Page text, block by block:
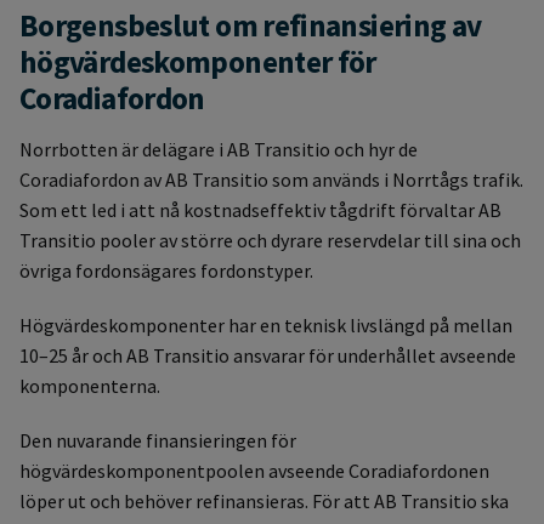
Borgensbeslut om refinansiering av
högvärdeskomponenter för
Coradiafordon
Norrbotten är delägare i AB Transitio och hyr de
Coradiafordon av AB Transitio som används i Norrtågs trafik.
Som ett led i att nå kostnadseffektiv tågdrift förvaltar AB
Transitio pooler av större och dyrare reservdelar till sina och
övriga fordonsägares fordonstyper.
Högvärdeskomponenter har en teknisk livslängd på mellan
10–25 år och AB Transitio ansvarar för underhållet avseende
komponenterna.
Den nuvarande finansieringen för
högvärdeskomponentpoolen avseende Coradiafordonen
löper ut och behöver refinansieras. För att AB Transitio ska